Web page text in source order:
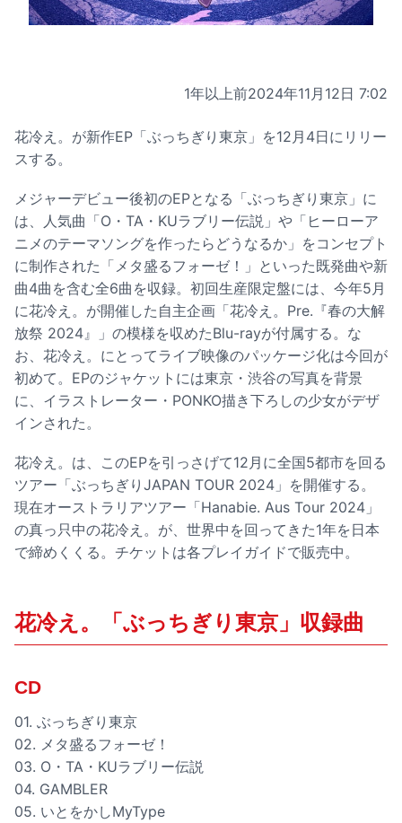
1年以上前2024年11月12日 7:02
花冷え。が新作EP「ぶっちぎり東京」を12月4日にリリー
スする。
メジャーデビュー後初のEPとなる「ぶっちぎり東京」に
は、人気曲「O・TA・KUラブリー伝説」や「ヒーローア
ニメのテーマソングを作ったらどうなるか」をコンセプト
に制作された「メタ盛るフォーゼ！」といった既発曲や新
曲4曲を含む全6曲を収録。初回生産限定盤には、今年5月
に花冷え。が開催した自主企画「花冷え。Pre.『春の大解
放祭 2024』」の模様を収めたBlu-rayが付属する。な
お、花冷え。にとってライブ映像のパッケージ化は今回が
初めて。EPのジャケットには東京・渋谷の写真を背景
に、イラストレーター・PONKO描き下ろしの少女がデザ
インされた。
花冷え。は、このEPを引っさげて12月に全国5都市を回る
ツアー「ぶっちぎりJAPAN TOUR 2024」を開催する。
現在オーストラリアツアー「Hanabie. Aus Tour 2024」
の真っ只中の花冷え。が、世界中を回ってきた1年を日本
で締めくくる。チケットは各プレイガイドで販売中。
花冷え。「ぶっちぎり東京」収録曲
CD
01. ぶっちぎり東京
02. メタ盛るフォーゼ！
03. O・TA・KUラブリー伝説
04. GAMBLER
05. いとをかしMyType